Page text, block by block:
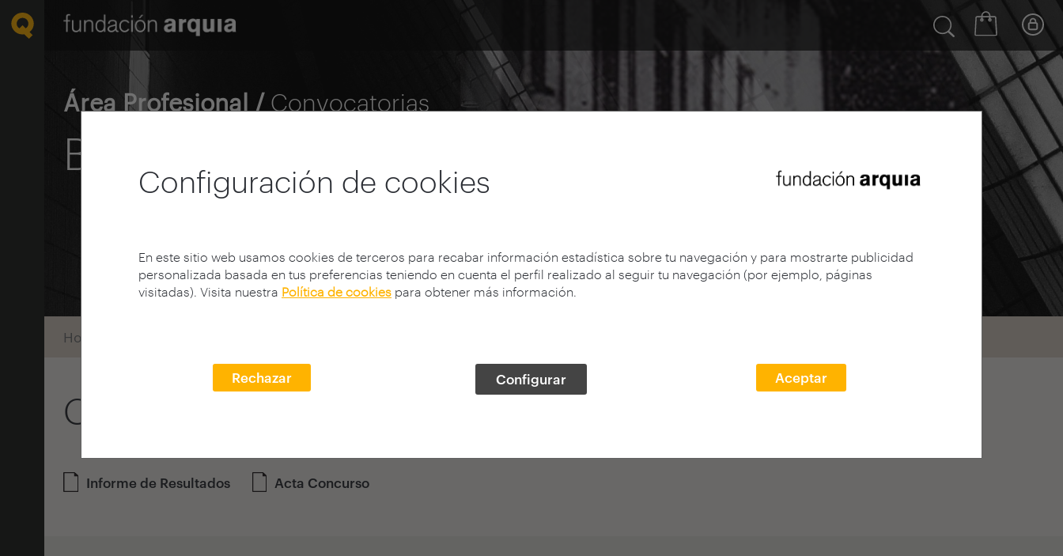
Configuración de cookies
En este sitio web usamos cookies de terceros para recabar información estadística sobre tu navegación y para mostrarte publicidad
personalizada basada en tus preferencias teniendo en cuenta el perfil realizado al seguir tu navegación (por ejemplo, páginas
visitadas). Visita nuestra Política de cookies para obtener más información.
Rechazar Configurar Aceptar
Área Profesional / Convocatorias
Becas 2004
Home
Convocatoria 2004. Ganadores
Informe de Resultados Acta Concurso